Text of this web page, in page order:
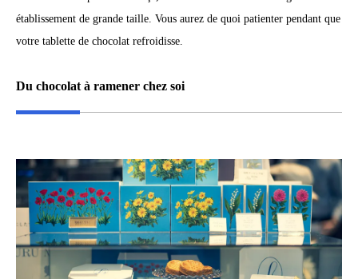
établissement de grande taille. Vous aurez de quoi patienter pendant que
votre tablette de chocolat refroidisse.
Du chocolat à ramener chez soi